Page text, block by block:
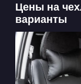
Цены на
варианты